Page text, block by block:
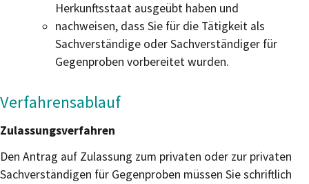
Herkunftsstaat ausgeübt haben und
nachweisen, dass Sie für die Tätigkeit als
Sachverständige oder Sachverständiger für
Gegenproben vorbereitet wurden.
Verfahrensablauf
Zulassungsverfahren
Den Antrag auf Zulassung zum privaten oder zur privaten
Sachverständigen für Gegenproben müssen Sie schriftlich